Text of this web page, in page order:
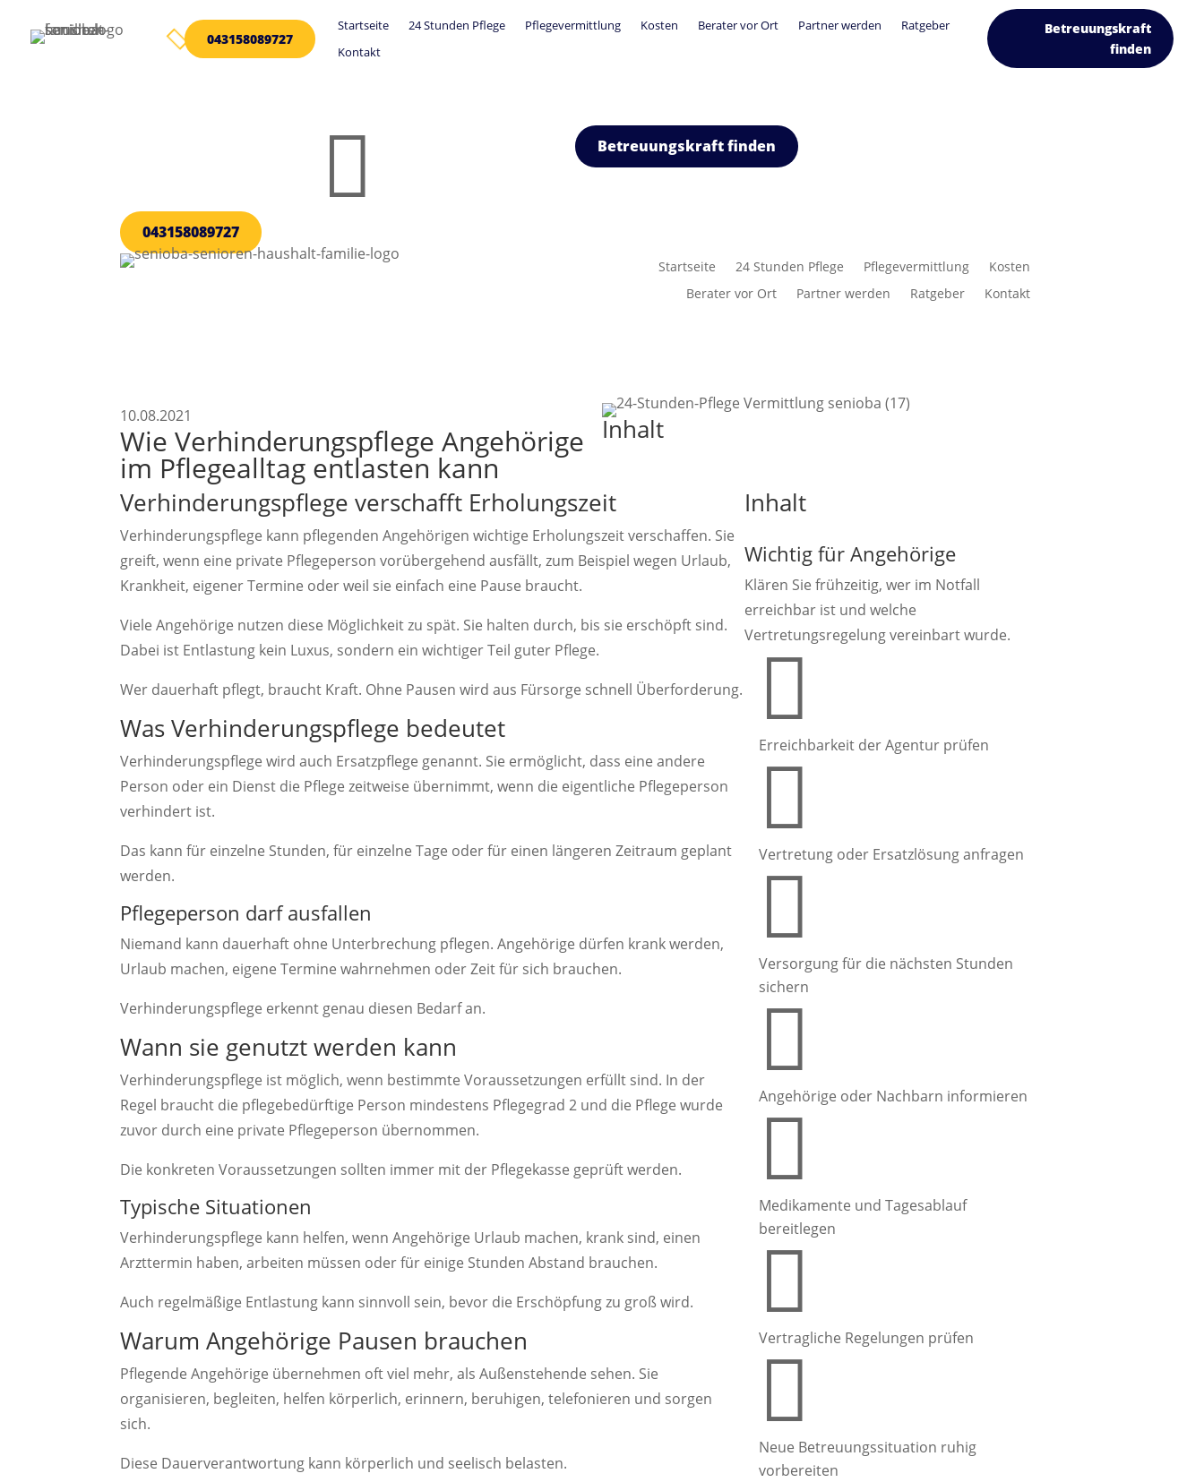
 043158089727
Startseite 24 Stunden Pflege Pflegevermittlung Kosten Berater vor Ort Partner werden
Ratgeber
Kontakt
Betreuungskraft
finden

043158089727
Betreuungskraft finden
Startseite 24 Stunden Pflege Pflegevermittlung
Kosten
Berater vor Ort
Partner werden Ratgeber Kontakt
10.08.2021
Wie Verhinderungspflege Angehörige
im Pflegealltag entlasten kann
Inhalt
Verhinderungspflege verschafft Erholungszeit
Verhinderungspflege kann pflegenden Angehörigen wichtige Erholungszeit verschaffen. Sie
greift, wenn eine private Pflegeperson vorübergehend ausfällt, zum Beispiel wegen Urlaub,
Krankheit, eigener Termine oder weil sie einfach eine Pause braucht.
Viele Angehörige nutzen diese Möglichkeit zu spät. Sie halten durch, bis sie erschöpft sind.
Dabei ist Entlastung kein Luxus, sondern ein wichtiger Teil guter Pflege.
Wer dauerhaft pflegt, braucht Kraft. Ohne Pausen wird aus Fürsorge schnell Überforderung.
Was Verhinderungspflege bedeutet
Verhinderungspflege wird auch Ersatzpflege genannt. Sie ermöglicht, dass eine andere
Person oder ein Dienst die Pflege zeitweise übernimmt, wenn die eigentliche Pflegeperson
verhindert ist.
Das kann für einzelne Stunden, für einzelne Tage oder für einen längeren Zeitraum geplant
werden.
Pflegeperson darf ausfallen
Niemand kann dauerhaft ohne Unterbrechung pflegen. Angehörige dürfen krank werden,
Urlaub machen, eigene Termine wahrnehmen oder Zeit für sich brauchen.
Verhinderungspflege erkennt genau diesen Bedarf an.
Wann sie genutzt werden kann
Verhinderungspflege ist möglich, wenn bestimmte Voraussetzungen erfüllt sind. In der
Regel braucht die pflegebedürftige Person mindestens Pflegegrad 2 und die Pflege wurde
zuvor durch eine private Pflegeperson übernommen.
Die konkreten Voraussetzungen sollten immer mit der Pflegekasse geprüft werden.
Typische Situationen
Verhinderungspflege kann helfen, wenn Angehörige Urlaub machen, krank sind, einen
Arzttermin haben, arbeiten müssen oder für einige Stunden Abstand brauchen.
Auch regelmäßige Entlastung kann sinnvoll sein, bevor die Erschöpfung zu groß wird.
Warum Angehörige Pausen brauchen
Pflegende Angehörige übernehmen oft viel mehr, als Außenstehende sehen. Sie
organisieren, begleiten, helfen körperlich, erinnern, beruhigen, telefonieren und sorgen
sich.
Diese Dauerverantwortung kann körperlich und seelisch belasten.
Inhalt
Wichtig für Angehörige
Klären Sie frühzeitig, wer im Notfall
erreichbar ist und welche
Vertretungsregelung vereinbart wurde.

Erreichbarkeit der Agentur prüfen

Vertretung oder Ersatzlösung anfragen

Versorgung für die nächsten Stunden
sichern

Angehörige oder Nachbarn informieren

Medikamente und Tagesablauf
bereitlegen

Vertragliche Regelungen prüfen

Neue Betreuungssituation ruhig
vorbereiten